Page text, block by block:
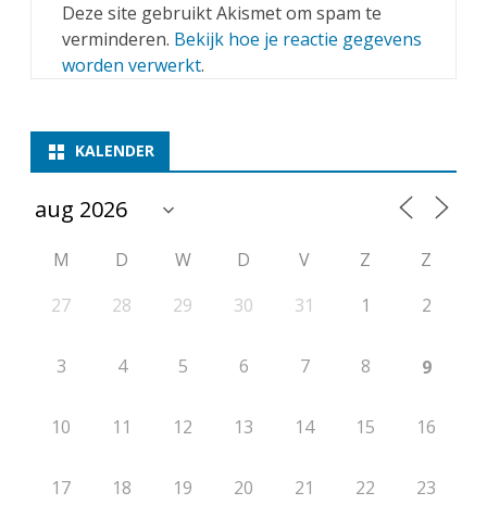
Deze site gebruikt Akismet om spam te
verminderen. Bekijk hoe je reactie gegevens
worden verwerkt.
KALENDER
M D W D V Z
Z
27
28 29 30 31 1 2
3 4 5 6 7 8 9
10 11 12 13 14 15 16
17 18 19 20 21 22 23